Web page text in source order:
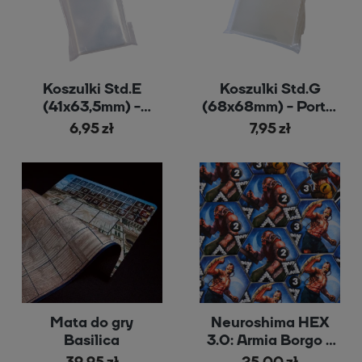
Koszulki Std.E
(41x63,5mm) -
Portal Games
6,95 zł
Koszulki Std.G
(68x68mm) - Portal
Games
7,95 zł
Mata do gry
Basilica
Neuroshima HEX
3.0: Armia Borgo z
nową grafiką